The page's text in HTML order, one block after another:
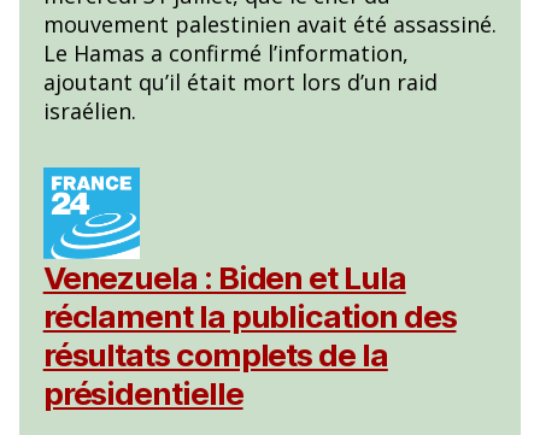
mouvement palestinien avait été assassiné.
Le Hamas a confirmé l’information,
ajoutant qu’il était mort lors d’un raid
israélien.
Venezuela : Biden et Lula
réclament la publication des
résultats complets de la
présidentielle